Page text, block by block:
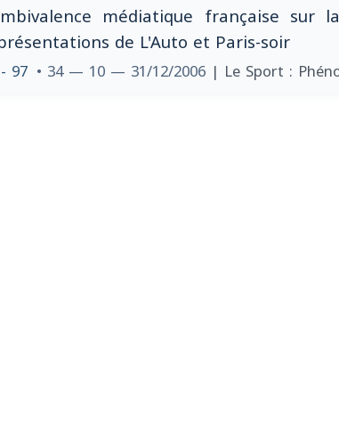
médiatique française sur
de L'Auto et Paris-soir
97 • 34 — 10 — 31/12/2006 | Le Sport :